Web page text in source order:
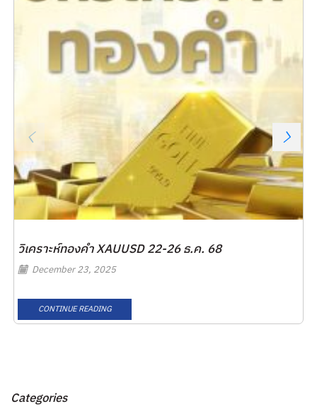
วิเคราะห์ทองคำ XAUUSD 22-26 ธ.ค. 68
December 23, 2025
CONTINUE READING
Categories